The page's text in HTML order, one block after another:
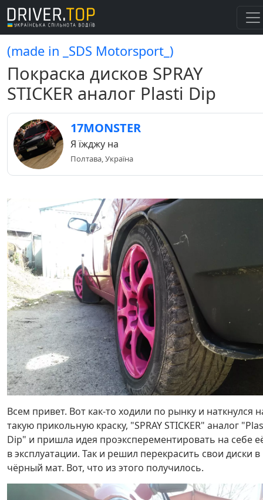
(made in _SDS Motorsport_)
Покраска дисков SPRAY
STICKER аналог Plasti Dip
17MONSTER
Я їжджу на
Полтава, Україна
Всем привет. Вот как-то ходили по рынку и наткнулся
такую прикольную краску, "SPRAY STICKER" аналог
Dip" и пришла идея проэксперементировать на себе
в эксплуатации. Так и решил перекрасить свои диски в
чёрный мат. Вот, что из этого получилось.